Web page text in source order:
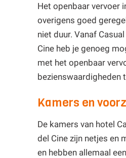
Het openbaar vervoer
overigens goed
niet duur. Vanaf
Cine heb je genoeg
met het openbaar
bezienswaardigheden
Kamers en
De kamers van hotel
del Cine zijn netjes en
en hebben allemaal